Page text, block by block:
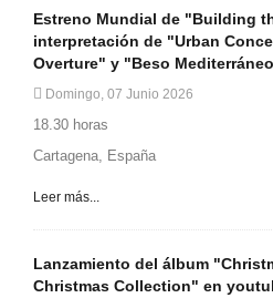
Estreno Mundial de "Building
interpretación de "Urban
Overture" y "Beso
Domingo, 07 Junio 2026
18.30 horas
Cartagena, España
Leer más...
Lanzamiento del álbum
Christmas Collection" en